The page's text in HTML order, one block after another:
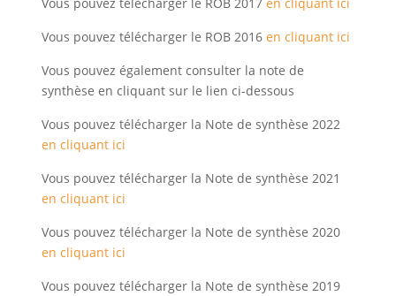
Vous pouvez télécharger le ROB 2016 en cliquant ici
Vous pouvez également consulter la note de
synthèse en cliquant sur le lien ci-dessous
Vous pouvez télécharger la Note de synthèse 2022
en cliquant ici
Vous pouvez télécharger la Note de synthèse 2021
en cliquant ici
Vous pouvez télécharger la Note de synthèse 2020
en cliquant ici
Vous pouvez télécharger la Note de synthèse 2019